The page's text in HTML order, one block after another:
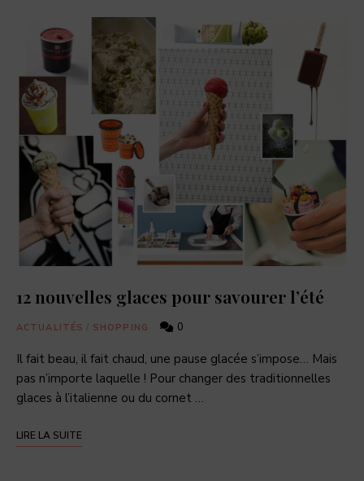
12 nouvelles glaces pour savourer l’été
ACTUALITÉS / SHOPPING 0
Il fait beau, il fait chaud, une pause glacée s’impose… Mais
pas n’importe laquelle ! Pour changer des traditionnelles
glaces à l’italienne ou du cornet …
LIRE LA SUITE